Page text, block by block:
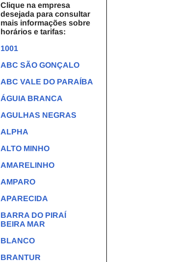
Clique na empresa
desejada para consultar
mais informações sobre
horários e tarifas:
1001
ABC SÃO GONÇALO
ABC VALE DO PARAÍBA
ÁGUIA BRANCA
AGULHAS NEGRAS
ALPHA
ALTO MINHO
AMARELINHO
AMPARO
APARECIDA
BARRA DO PIRAÍ
BEIRA MAR
BLANCO
BRANTUR